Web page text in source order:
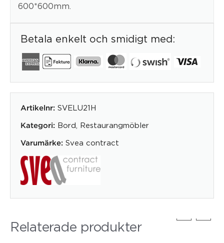
600*600mm.
Betala enkelt och smidigt med:
Artikelnr: SVELU21H
Kategori: Bord Restaurangmöbler
Varumärke: Svea contract
Relaterade produkter